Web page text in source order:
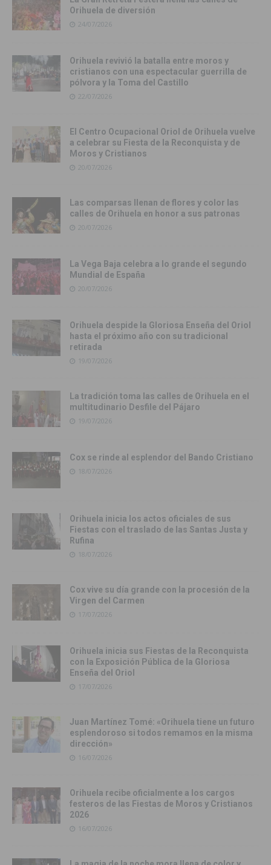
Orihuela de diversión
24/07/2026
Orihuela revivió la batalla entre moros y
cristianos con una espectacular guerrilla de
pólvora y la Toma del Castillo
22/07/2026
El Centro Ocupacional Oriol de Orihuela vuelve
a celebrar su Fiesta de la Reconquista y de
Moros y Cristianos
20/07/2026
Las comparsas llenan de flores y color las
calles de Orihuela en honor a sus patronas
20/07/2026
La Vega Baja celebra a lo grande el segundo
Mundial de España
20/07/2026
Orihuela despide la Gloriosa Enseña del Oriol
hasta el próximo año con su tradicional
retirada
19/07/2026
La tradición toma las calles de Orihuela en el
multitudinario Desfile del Pájaro
19/07/2026
Cox se rinde al esplendor del Bando Cristiano
18/07/2026
Orihuela inicia los actos oficiales de sus
Fiestas con el traslado de las Santas Justa y
Rufina
18/07/2026
Cox vive su día grande con la procesión de la
Virgen del Carmen
17/07/2026
Orihuela inicia sus Fiestas de la Reconquista
con la Exposición Pública de la Gloriosa
Enseña del Oriol
17/07/2026
Juan Martínez Tomé: «Orihuela tiene un futuro
esplendoroso si todos remamos en la misma
dirección»
16/07/2026
Orihuela recibe oficialmente a los cargos
festeros de las Fiestas de Moros y Cristianos
2026
16/07/2026